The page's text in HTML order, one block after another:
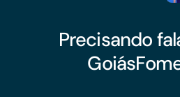
Precisando